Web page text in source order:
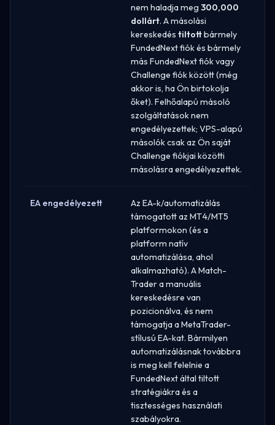
nem haladja meg 300,000
dollárt. A másolási
kereskedés tiltottbármely
FundedNext fiók és bármely
más FundedNext fiók vagy
Challenge fiók között (még
akkor is, ha Ön birtokolja
őket). Felhőalapú másoló
szolgáltatások nem
engedélyezettek; VPS-alapú
másolók csak az Ön saját
Challenge fiókjai közötti
másolásra engedélyezettek.
EA engedélyezett
Az EA-k/automatizálás
támogatott az MT4/MT5
platformokon (és a
platform natív
automatizálása, ahol
alkalmazható). A Match-
Trader a manuális
kereskedésre van
pozicionálva, és nem
támogatja a MetaTrader-
stílusú EA-kat. Bármilyen
automatizálásnak továbbra
is meg kell felelnie a
FundedNext által tiltott
stratégiákra és a
tisztességes használati
szabályokra.